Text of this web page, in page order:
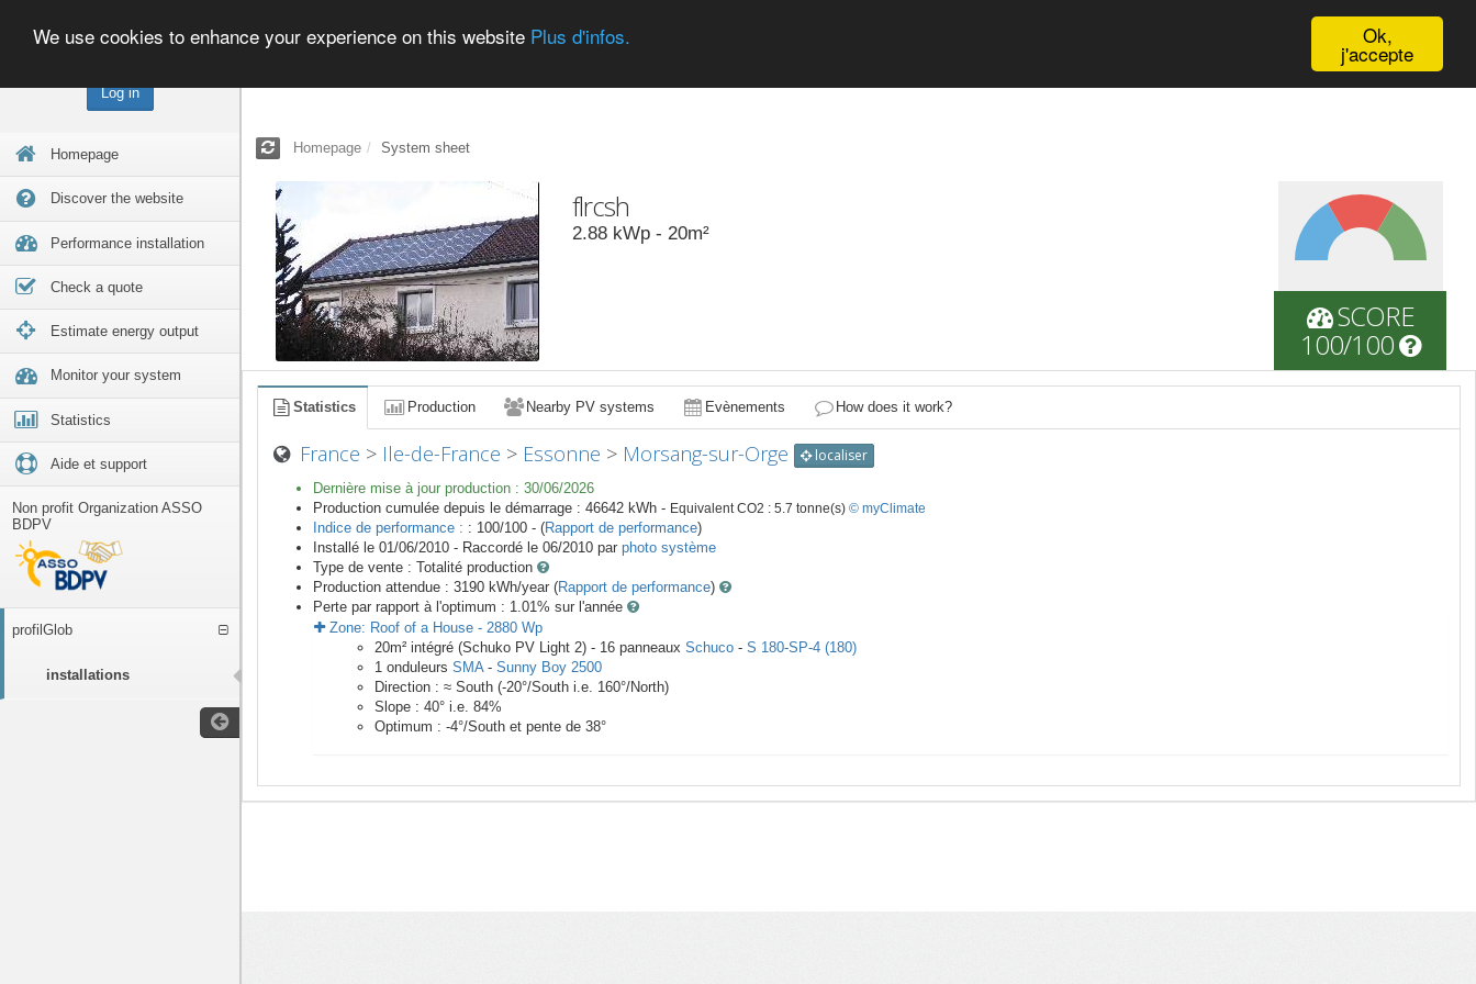
Log in
Homepage
Discover the website
Performance installation
Check a quote
Estimate energy output
Monitor your system
Statistics
Aide et support
Non profit Organization ASSO
BDPV
profilGlob
installations
Ok,
j'accepte
We use cookies to enhance your experience on this website Plus d'infos.
Homepage System sheet
flrcsh
2.88 kWp - 20m²
SCORE
100/100
Statistics Production Nearby PV systems Evènements How does it work?
France > Ile-de-France > Essonne > Morsang-sur-Orge localiser
Dernière mise à jour production : 30/06/2026
Production cumulée depuis le démarrage : 46642 kWh - Equivalent CO2 : 5.7 tonne(s) © myClimate
Indice de performance : : 100/100 - (Rapport de performance)
Installé le 01/06/2010 - Raccordé le 06/2010 par photo système
Type de vente : Totalité production
Production attendue : 3190 kWh/year (Rapport de performance)
Perte par rapport à l'optimum : 1.01% sur l'année
Zone: Roof of a House - 2880 Wp
20m² intégré (Schuko PV Light 2) - 16 panneaux Schuco - S 180-SP-4 (180)
1 onduleurs SMA- Sunny Boy 2500
Direction : ≈ South (-20°/South i.e. 160°/North)
Slope : 40° i.e. 84%
Optimum : -4°/South et pente de 38°